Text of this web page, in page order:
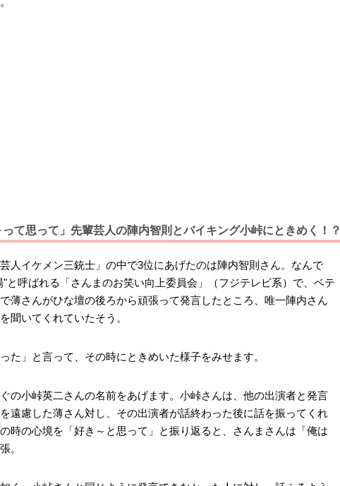
て思って」先輩芸人の陣内智則とバイキング小峠にときめく！？
人イケメン三銃士」の中で3位にあげたのは陣内智則さん。なんで
"と呼ばれる「さんまのお笑い向上委員会」（フジテレビ系）で、ベテ
薄さんがひな壇の後ろから頑張って発言したところ、唯一陣内さん
聞いてくれていたそう。
た」と言って、その時にときめいた様子をみせます。
の小峠英二さんの名前をあげます。小峠さんは、他の出演者と発言
遠慮した薄さん対し、その出演者が話終わった後に話を振ってくれ
時の心境を「好き～と思って」と振り返ると、さんまさんは「俺は
。